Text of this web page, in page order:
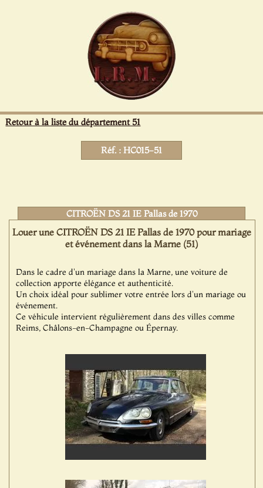
Retour à la liste du département 51
Réf. : HC015-51
CITROËN DS 21 IE Pallas de 1970
Louer une CITROËN DS 21 IE Pallas de 1970 pour mariage
et événement dans la Marne (51)
Dans le cadre d'un mariage dans la Marne, une voiture de
collection apporte élégance et authenticité.
Un choix idéal pour sublimer votre entrée lors d'un mariage ou
événement.
Ce véhicule intervient régulièrement dans des villes comme
Reims, Châlons-en-Champagne ou Épernay.